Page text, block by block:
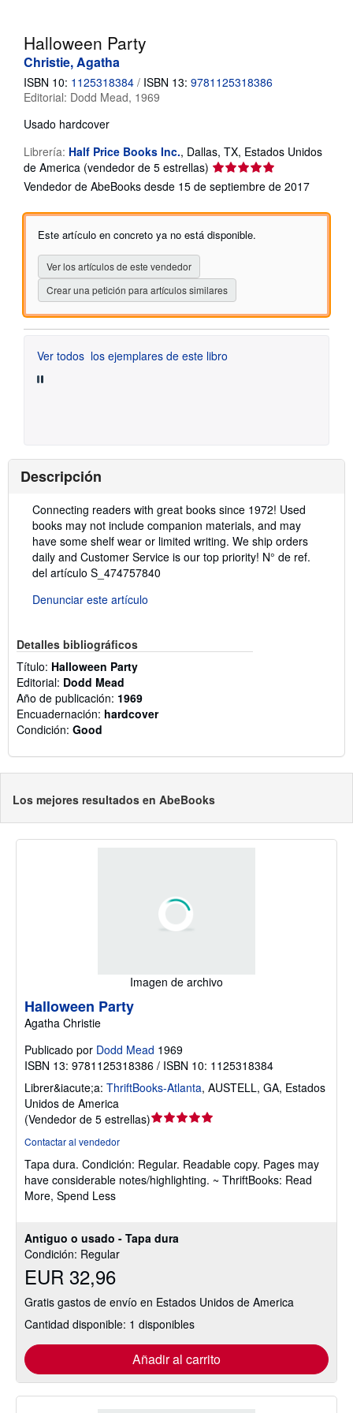
Halloween Party
Christie, Agatha
ISBN 10: 1125318384 / ISBN 13: 9781125318386
Editorial: Dodd Mead, 1969
Usado hardcover
Librería: Half Price Books Inc., Dallas, TX, Estados Unidos
de America (vendedor de 5 estrellas) Calificación
del
vendedor:
5
de
Vendedor de AbeBooks desde 15 de septiembre de 2017
Este artículo en concreto ya no está disponible.
Ver los artículos de este vendedor
Crear una petición para artículos similares
Ver todos los ejemplares de este libro
Descripción
Descripción:
Connecting readers with great books since 1972! Used
books may not include companion materials, and may
have some shelf wear or limited writing. We ship orders
daily and Customer Service is our top priority! N° de ref.
del artículo S_474757840
Denunciar este artículo
Detalles bibliográficos
Título: Halloween Party
Editorial: Dodd Mead
Año de publicación: 1969
Encuadernación: hardcover
Condición: Good
Los mejores resultados en AbeBooks
Imagen de archivo
Antiguo o usado - Tapa dura
Condición: Regular
EUR 32,96
Gratis gastos de envío en Estados Unidos de America
Cantidad disponible: 1 disponibles
Añadir al carrito
Halloween Party
Agatha Christie
Publicado por Dodd Mead 1969
ISBN 13: 9781125318386 / ISBN 10: 1125318384
Librer&iacute;a: ThriftBooks-Atlanta, AUSTELL, GA, Estados
Unidos de America
(Vendedor de 5 estrellas)Calificación
5
de
Contactar al vendedor
Tapa dura. Condición: Regular. Readable copy. Pages may
have considerable notes/highlighting. ~ ThriftBooks: Read
More, Spend Less